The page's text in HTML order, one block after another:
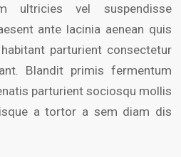
ultricies vel suspendisse
ante lacinia aenean quis
parturient consectetur
Blandit primis fermentum
parturient sociosqu mollis
a tortor a sem diam dis